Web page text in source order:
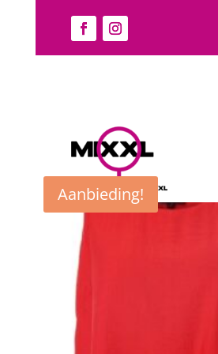
Home/Shirt/top/Top/ Mouwloos
Aanbieding!